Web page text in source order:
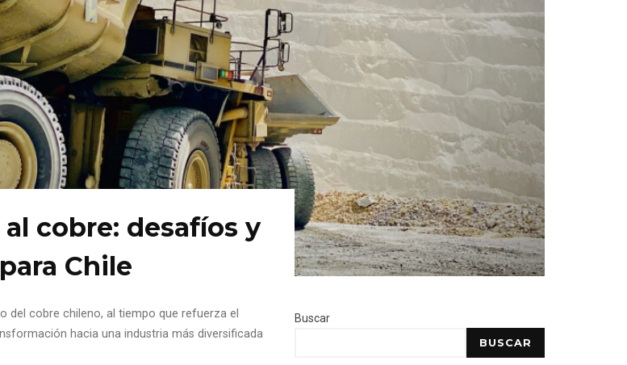
cobre: desafíos y
Chile
del cobre chileno, al tiempo que refuerza el
hacia una industria más diversificada
Buscar
BUSCAR